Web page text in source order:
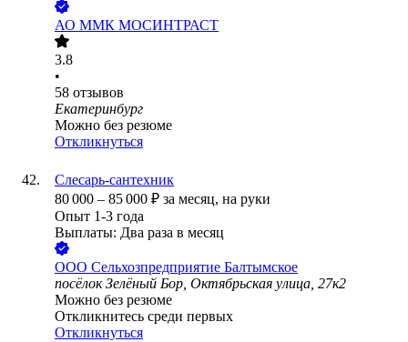
АО ММК МОСИНТРАСТ
3.8
•
58 отзывов
Екатеринбург
Можно без резюме
Откликнуться
Слесарь-сантехник
80 000 – 85 000 ₽ за месяц, на руки
Опыт 1-3 года
Выплаты: Два раза в месяц
ООО Сельхозпредприятие Балтымское
посёлок Зелёный Бор, Октябрьская улица, 27к2
Можно без резюме
Откликнитесь среди первых
Откликнуться